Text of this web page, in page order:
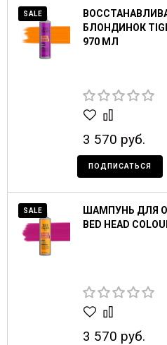
SALE
БЛОНДИНОК TIGI
970 МЛ
3 570 руб.
ПОДПИСАТЬСЯ
SALE
ШАМПУНЬ ДЛЯ
BED HEAD
3 570 руб.